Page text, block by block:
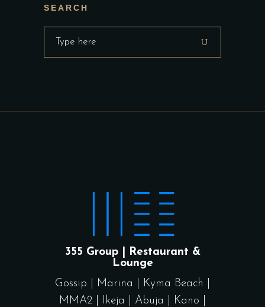
SEARCH
355 Group | Restaurant &
Lounge
Gossip
Marina Kyma Beach
MMA2
Ikeja Abuja Kano